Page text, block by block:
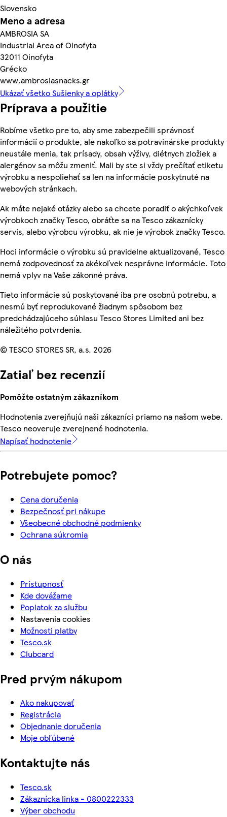
Slovensko
Meno a adresa
AMBROSIA SA
Industrial Area of Oinofyta
32011 Oinofyta
Grécko
www.ambrosiasnacks.gr
Ukázať všetko Sušienky a oplátky
Príprava a použitie
Robíme všetko pre to, aby sme zabezpečili správnosť
informácií o produkte, ale nakoľko sa potravinárske produkty
neustále menia, tak prísady, obsah výživy, diétnych zložiek a
alergénov sa môžu zmeniť. Mali by ste si vždy prečítať etiketu
výrobku a nespoliehať sa len na informácie poskytnuté na
webových stránkach.
Ak máte nejaké otázky alebo sa chcete poradiť o akýchkoľvek
výrobkoch značky Tesco, obráťte sa na Tesco zákaznícky
servis, alebo výrobcu výrobku, ak nie je výrobok značky Tesco.
Hoci informácie o výrobku sú pravidelne aktualizované, Tesco
nemá zodpovednosť za akékoľvek nesprávne informácie. Toto
nemá vplyv na Vaše zákonné práva.
Tieto informácie sú poskytované iba pre osobnú potrebu, a
nesmú byť reprodukované žiadnym spôsobom bez
predchádzajúceho súhlasu Tesco Stores Limited ani bez
náležitého potvrdenia.
© TESCO STORES SR, a.s. 2026
Zatiaľ bez recenzií
Pomôžte ostatným zákazníkom
Hodnotenia zverejňujú naši zákazníci priamo na našom webe.
Tesco neoveruje zverejnené hodnotenia.
Napísať hodnotenie
Potrebujete pomoc?
Cena doručenia
Bezpečnosť pri nákupe
Všeobecné obchodné podmienky
Ochrana súkromia
O nás
Prístupnosť
Kde dovážame
Poplatok za službu
Nastavenia cookies
Možnosti platby
Tesco.sk
Clubcard
Pred prvým nákupom
Ako nakupovať
Registrácia
Objednanie doručenia
Moje obľúbené
Kontaktujte nás
Tesco.sk
Zákaznícka linka - 0800222333
Výber obchodu